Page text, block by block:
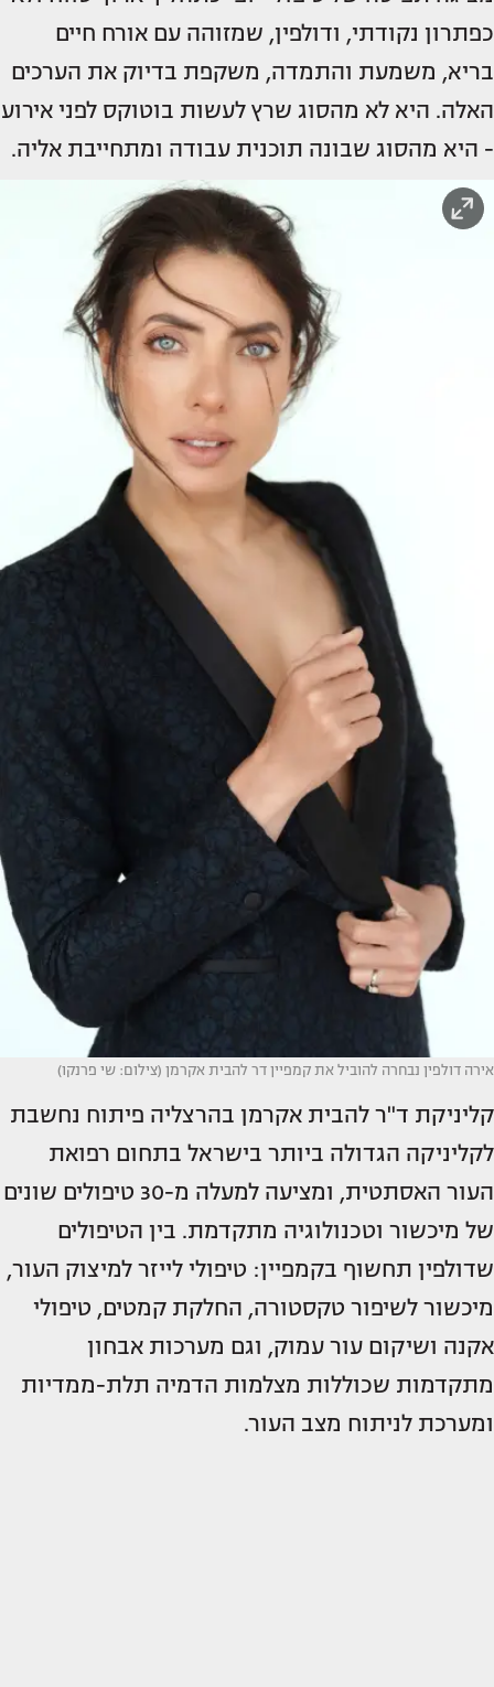
כפתרון נקודתי, ודולפין, שמזוהה עם אורח חיים
בריא, משמעת והתמדה, משקפת בדיוק את הערכים
האלה. היא לא מהסוג שרץ לעשות בוטוקס לפני אירוע
- היא מהסוג שבונה תוכנית עבודה ומתחייבת אליה.
אירה דולפין נבחרה להוביל את קמפיין דר להבית אקרמן (צילום: שי פרנקו)
קליניקת ד"ר להבית אקרמן בהרצליה פיתוח נחשבת
לקליניקה הגדולה ביותר בישראל בתחום רפואת
העור האסתטית, ומציעה למעלה מ-30 טיפולים שונים
של מיכשור וטכנולוגיה מתקדמת. בין הטיפולים
שדולפין תחשוף בקמפיין: טיפולי לייזר למיצוק העור,
מיכשור לשיפור טקסטורה, החלקת קמטים, טיפולי
אקנה ושיקום עור עמוק, וגם מערכות אבחון
מתקדמות שכוללות מצלמות הדמיה תלת-ממדיות
ומערכת לניתוח מצב העור.